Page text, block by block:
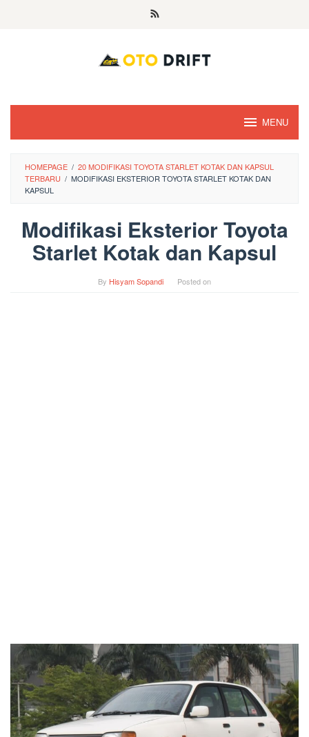
MENU
HOMEPAGE / 20 MODIFIKASI TOYOTA STARLET KOTAK DAN KAPSUL
TERBARU / MODIFIKASI EKSTERIOR TOYOTA STARLET KOTAK DAN
KAPSUL
Modifikasi Eksterior Toyota
Starlet Kotak dan Kapsul
By Hisyam Sopandi Posted on